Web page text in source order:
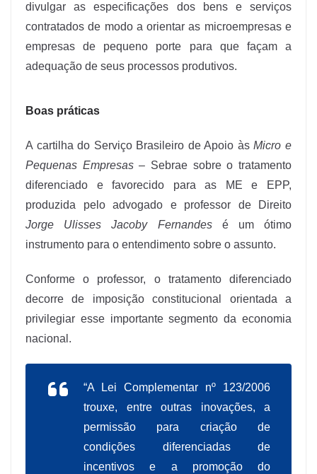
divulgar as especificações dos bens e serviços
contratados de modo a orientar as microempresas e
empresas de pequeno porte para que façam a
adequação de seus processos produtivos.
Boas práticas
A cartilha do Serviço Brasileiro de Apoio àsMicro e
Pequenas Empresas– Sebrae sobre o tratamento
diferenciado e favorecido para as ME e EPP,
produzida pelo advogado e professor de Direito
Jorge Ulisses Jacoby Fernandesé um ótimo
instrumento para o entendimento sobre o assunto.
Conforme o professor, o tratamento diferenciado
decorre de imposição constitucional orientada a
privilegiar esse importante segmento da economia
nacional.
“A
Lei Complementar nº 123/2006
trouxe, entre outras inovações, a
permissão para criação de
condições diferenciadas de
incentivos e a promoção do